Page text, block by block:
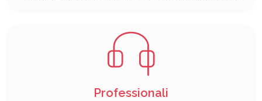
Professionali